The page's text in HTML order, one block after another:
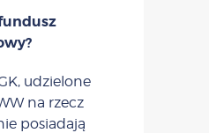
udzielone
na rzecz
posiadają